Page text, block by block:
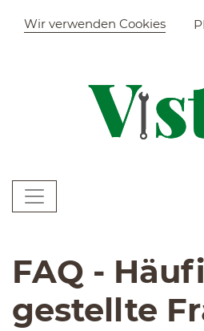
Szybkie menu
Wir verwenden Cookies
Menu główne
FAQ -
gestellte